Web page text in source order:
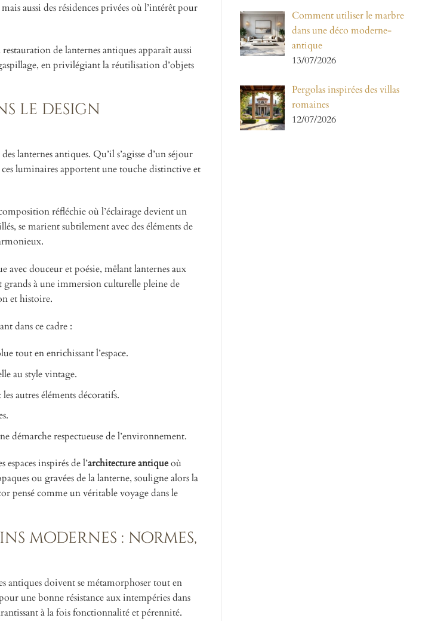
aussi des résidences privées où l’intérêt pour
restauration de lanternes antiques apparaît aussi
en privilégiant la réutilisation d’objets
le design
lanternes antiques. Qu’il s’agisse d’un séjour
ces luminaires apportent une touche distinctive et
réfléchie où l’éclairage devient un
se marient subtilement avec des éléments de
avec douceur et poésie, mêlant lanternes aux
grands à une immersion culturelle pleine de
et histoire.
dans ce cadre :
tout en enrichissant l’espace.
au style vintage.
autres éléments décoratifs.
démarche respectueuse de l’environnement.
inspirés de l’architecture antiqueoù
ou gravées de la lanterne, souligne alors la
pensé comme un véritable voyage dans le
modernes : normes,
antiques doivent se métamorphoser tout en
une bonne résistance aux intempéries dans
à la fois fonctionnalité et pérennité.
Comment utiliser le marbre
dans une déco moderne-
antique
13/07/2026
Pergolas inspirées des villas
romaines
12/07/2026